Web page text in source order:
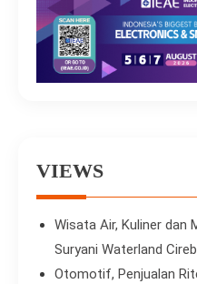
VIEWS
Wisata Air, Kuliner dan
Suryani Waterland
Otomotif, Penjualan